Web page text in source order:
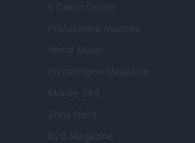
Il Calcio Online
Professione mamma
World Music
Investimenti Magazine
Money 365
Zona Nerd
B2B Magazine